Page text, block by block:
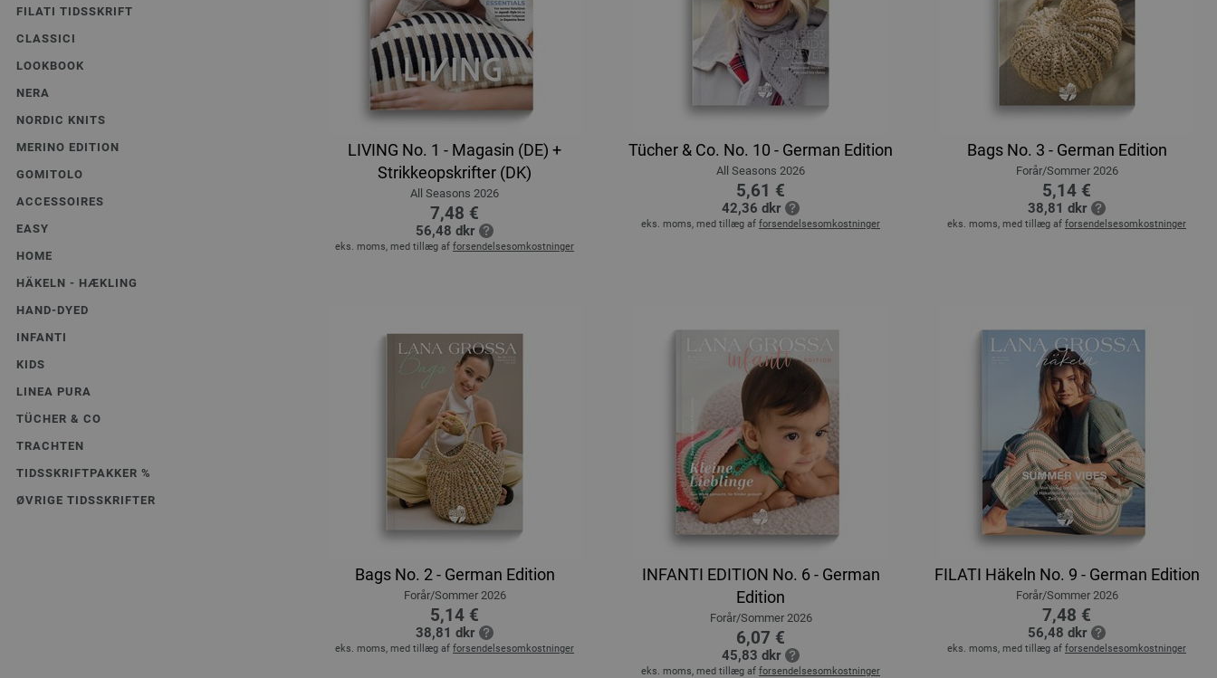
FILATI TIDSSKRIFT
CLASSICI
LOOKBOOK
NERA
NORDIC KNITS
MERINO EDITION
GOMITOLO
ACCESSOIRES
EASY
HOME
HÄKELN - HÆKLING
HAND-DYED
INFANTI
KIDS
LINEA PURA
TÜCHER & CO
TRACHTEN
TIDSSKRIFTPAKKER %
ØVRIGE TIDSSKRIFTER
LIVING No. 1 - Magasin (DE) +
Strikkeopskrifter (DK)
All Seasons 2026
7,48 €
56,48 dkr
eks. moms, med tillæg af forsendelsesomkostninger
Tücher & Co. No. 10 - German Edition
All Seasons 2026
5,61 €
42,36 dkr
eks. moms, med tillæg af forsendelsesomkostninger
Bags No. 3 - German Edition
Forår/Sommer 2026
5,14 €
38,81 dkr
eks. moms, med tillæg af forsendelsesomkostninger
Bags No. 2 - German Edition
Forår/Sommer 2026
5,14 €
38,81 dkr
eks. moms, med tillæg af forsendelsesomkostninger
INFANTI EDITION No. 6 - German
Edition
Forår/Sommer 2026
6,07 €
45,83 dkr
eks. moms, med tillæg af forsendelsesomkostninger
FILATI Häkeln No. 9 - German Edition
Forår/Sommer 2026
7,48 €
56,48 dkr
eks. moms, med tillæg af forsendelsesomkostninger